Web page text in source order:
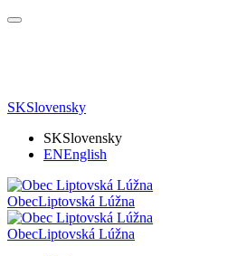
SKSlovensky
SKSlovensky
ENEnglish
ObecLiptovská Lúžna
ObecLiptovská Lúžna